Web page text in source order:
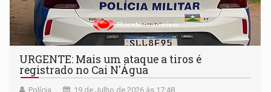
URGENTE: Mais um ataque a tiros é
registrado no Cai N'Água
Polícia 19 de Julho de 2026 às 17:48